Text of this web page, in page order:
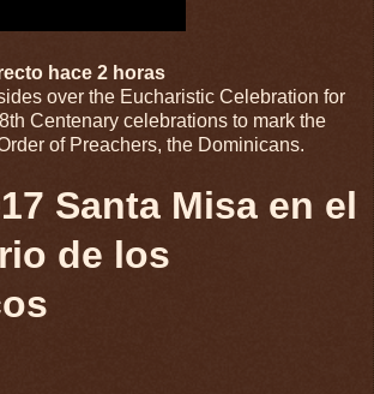
hace 2 horas
over the Eucharistic Celebration for
Centenary celebrations to mark the
of Preachers, the Dominicans.
Santa Misa en el
de los